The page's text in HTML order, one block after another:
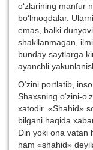
o‘zlarining manfur
bo‘lmoqdalar.
emas, balki
shakllanmagan,
bunday saytlarga
ayanchli
O‘zini portlatib,
Shaxsning o‘zini-
xatodir. «Shahid»
bilgani haqida
Din yoki ona vatan
ham «shahid»